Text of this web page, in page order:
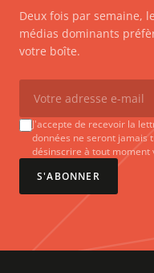
Deux fois par semaine,
médias dominants
votre boîte.
J'accepte de recevoir la
données ne seront jamais
désinscrire à tout moment
S'ABONNER